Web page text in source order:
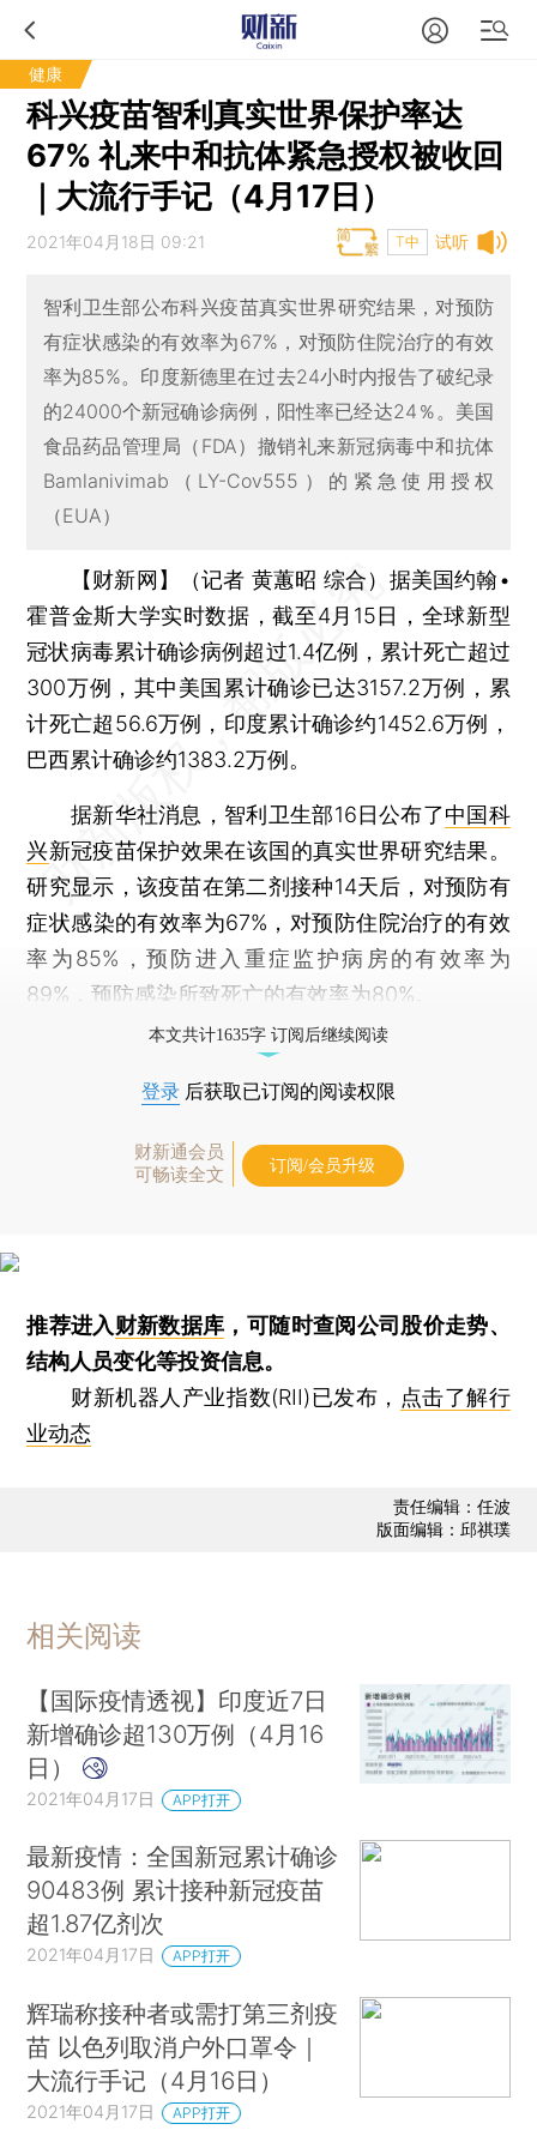
健康
科兴疫苗智利真实世界保护率达
67% 礼来中和抗体紧急授权被收回
｜大流行手记（4月17日）
试听
2021年04月18日 09:21 T中
智利卫生部公布科兴疫苗真实世界研究结果，对预防
有症状感染的有效率为67%，对预防住院治疗的有效
率为85%。印度新德里在过去24小时内报告了破纪录
的24000个新冠确诊病例，阳性率已经达24％。美国
食品药品管理局（FDA）撤销礼来新冠病毒中和抗体
Bamlanivimab（LY-Cov555）的紧急使用授权
（EUA）
【财新网】（记者 黄蕙昭 综合） 据美国约翰•
霍普金斯大学实时数据，截至4月15日，全球新型
冠状病毒累计确诊病例超过1.4亿例，累计死亡超过
300万例，其中美国累计确诊已达3157.2万例，累
计死亡超56.6万例，印度累计确诊约1452.6万例，
巴西累计确诊约1383.2万例。
据新华社消息，智利卫生部16日公布了中国科
兴新冠疫苗保护效果在该国的真实世界研究结果。
研究显示，该疫苗在第二剂接种14天后，对预防有
症状感染的有效率为67%，对预防住院治疗的有效
率为85%，预防进入重症监护病房的有效率为
89%，预防感染所致死亡的有效率为80%。
本文共计1635字 订阅后继续阅读
登录 后获取已订阅的阅读权限
财新通会员
可畅读全文
订阅/会员升级
推荐进入财新数据库 ，可随时查阅公司股价走势、
结构人员变化等投资信息。
财新机器人产业指数(RII)已发布， 点击了解行
业动态
责任编辑：任波
版面编辑：邱祺璞
相关阅读
【国际疫情透视】印度近7日
新增确诊超130万例（4月16
日）
2021年04月17日 APP打开
最新疫情：全国新冠累计确诊
90483例 累计接种新冠疫苗
超1.87亿剂次
2021年04月17日 APP打开
辉瑞称接种者或需打第三剂疫
苗 以色列取消户外口罩令｜
大流行手记（4月16日）
2021年04月17日 APP打开